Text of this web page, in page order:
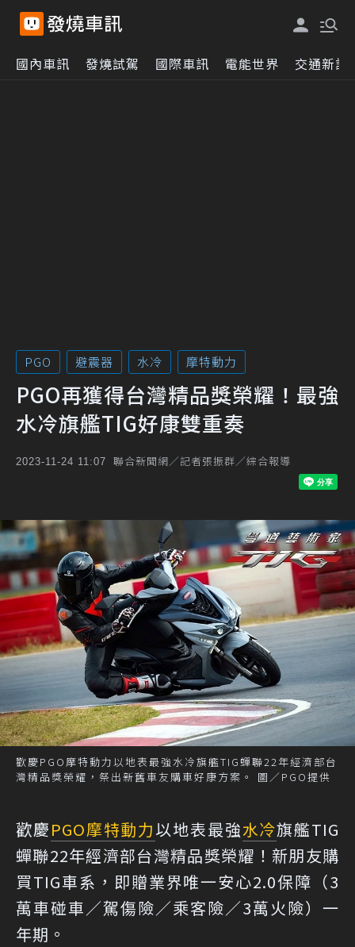
國內車訊 發燒試駕 國際車訊 電能世界 交通新訊
PGO 避震器 水冷 摩特動力
PGO再獲得台灣精品獎榮耀！最強
水冷旗艦TIG好康雙重奏
2023-11-24 11:07 聯合新聞網／記者張振群／綜合報導
歡慶PGO摩特動力以地表最強水冷旗艦TIG蟬聯22年經濟部台
灣精品獎榮耀，祭出新舊車友購車好康方案。 圖／PGO提供
歡慶PGO摩特動力以地表最強水冷旗艦TIG
蟬聯22年經濟部台灣精品獎榮耀！新朋友購
買TIG車系，即贈業界唯一安心2.0保障（3
萬車碰車／駕傷險／乘客險／3萬火險）一
年期。